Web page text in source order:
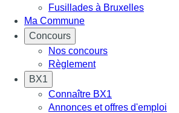
Fusillades à Bruxelles
Ma Commune
Concours
Nos concours
Règlement
BX1
Connaître BX1
Annonces et offres d'emploi